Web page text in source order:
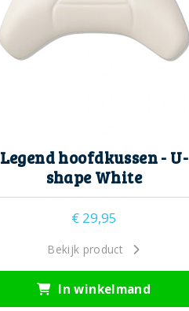
Legend hoofdkussen - U-
shape White
€29,95
Bekijk product
In winkelmand